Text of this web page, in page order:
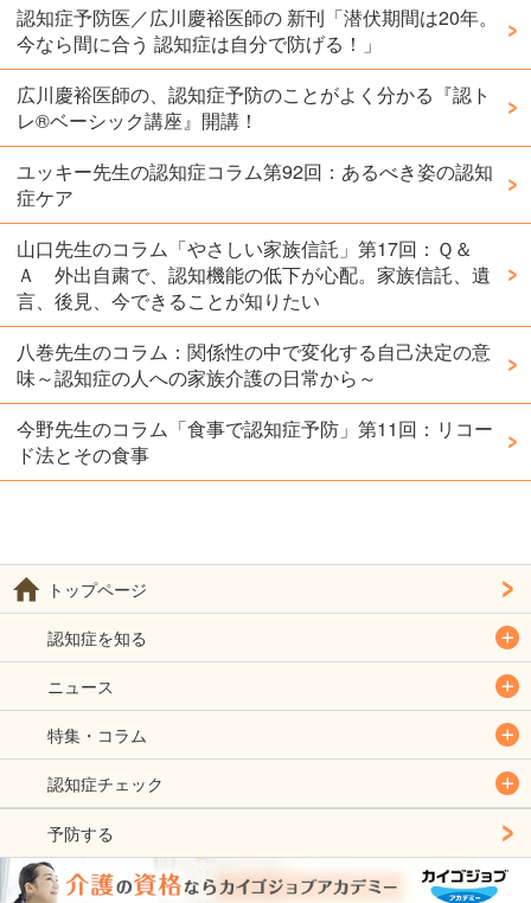
認知症予防医／広川慶裕医師の 新刊「潜伏期間は20年。
今なら間に合う 認知症は自分で防げる！」
広川慶裕医師の、認知症予防のことがよく分かる『認ト
レ®️ベーシック講座』開講！
ユッキー先生の認知症コラム第92回：あるべき姿の認知
症ケア
山口先生のコラム「やさしい家族信託」第17回：Ｑ＆
Ａ 外出自粛で、認知機能の低下が心配。家族信託、遺
言、後見、今できることが知りたい
八巻先生のコラム：関係性の中で変化する自己決定の意
味～認知症の人への家族介護の日常から～
今野先生のコラム「食事で認知症予防」第11回：リコー
ド法とその食事
トップページ
認知症を知る
ニュース
特集・コラム
認知症チェック
予防する